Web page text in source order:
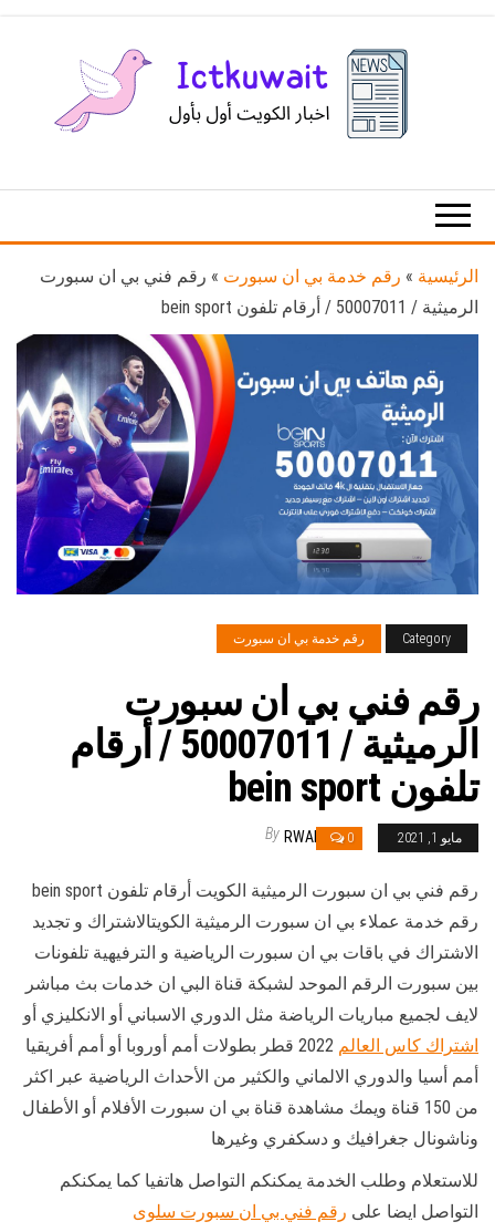
الكويت
الرئيسية » رقم خدمة بي ان سبورت » رقم فني بي ان سبورت
الرميثية / 50007011 / أرقام تلفون bein sport
Category رقم خدمة بي ان سبورت
رقم فني بي ان سبورت
الرميثية / 50007011 / أرقام
تلفون bein sport
مايو 1, 2021 0
By RWAN
رقم فني بي ان سبورت الرميثية الكويت أرقام تلفون bein sport
رقم خدمة عملاء بي ان سبورت الرميثية الكويتالاشتراك و تجديد
الاشتراك في باقات بي ان سبورت الرياضية و الترفيهية تلفونات
بين سبورت الرقم الموحد لشبكة قناة البي ان خدمات بث مباشر
لايف لجميع مباريات الرياضة مثل الدوري الاسباني أو الانكليزي أو
اشتراك كاس العالم
2022 قطر بطولات أمم أوروبا أو أمم أفريقيا
أمم أسيا والدوري الالماني والكثير من الأحداث الرياضية عبر اكثر
من 150 قناة ويمك مشاهدة قناة بي ان سبورت الأفلام أو الأطفال
وناشونال جغرافيك و دسكفري وغيرها
للاستعلام وطلب الخدمة يمكنكم التواصل هاتفيا كما يمكنكم
التواصل ايضا على رقم فني بي ان سبورت سلوى